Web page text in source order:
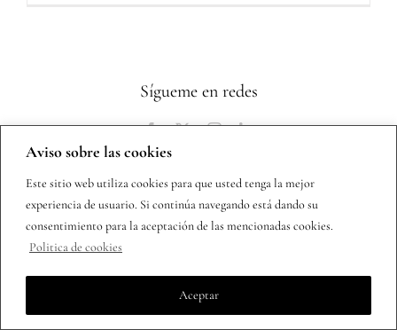
Aviso sobre las cookies
Este sitio web utiliza cookies para que usted tenga la mejor
experiencia de usuario. Si continúa navegando está dando su
consentimiento para la aceptación de las mencionadas cookies.
Politica de cookies
Aceptar
Sígueme en redes
Copyright 2025 | Todos los derechos reservados |